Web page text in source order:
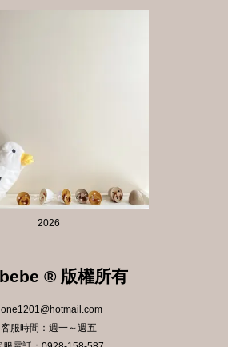
2026
® 版權所有
客服時間：週一～週五